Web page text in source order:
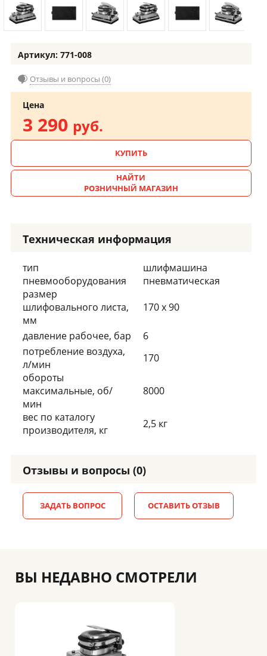
Артикул: 771-008
Отзывы и вопросы (0)
Цена
3 290 руб.
КУПИТЬ
НАЙТИ
РОЗНИЧНЫЙ МАГАЗИН
Техническая информация
тип
пневмооборудования
шлифмашина
пневматическая
размер
шлифовального листа,
мм
170 х 90
давление рабочее, бар
6
потребление воздуха,
л/мин
170
обороты
максимальные, об/
мин
8000
вес по каталогу
производителя, кг
2,5 кг
Отзывы и вопросы (0)
ЗАДАТЬ ВОПРОС ОСТАВИТЬ ОТЗЫВ
ВЫ НЕДАВНО СМОТРЕЛИ